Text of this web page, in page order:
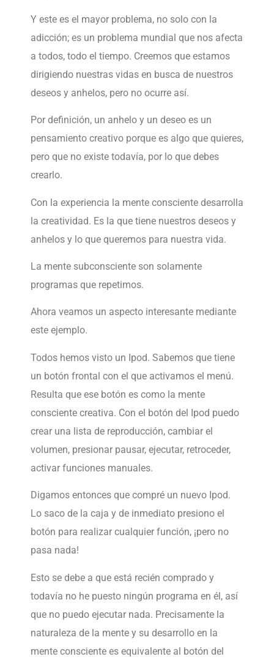
Y este es el mayor problema, no solo con la
adicción; es un problema mundial que nos afecta
a todos, todo el tiempo. Creemos que estamos
dirigiendo nuestras vidas en busca de nuestros
deseos y anhelos, pero no ocurre así.
Por definición, un anhelo y un deseo es un
pensamiento creativo porque es algo que quieres,
pero que no existe todavía, por lo que debes
crearlo.
Con la experiencia la mente consciente desarrolla
la creatividad. Es la que tiene nuestros deseos y
anhelos y lo que queremos para nuestra vida.
La mente subconsciente son solamente
programas que repetimos.
Ahora veamos un aspecto interesante mediante
este ejemplo.
Todos hemos visto un Ipod. Sabemos que tiene
un botón frontal con el que activamos el menú.
Resulta que ese botón es como la mente
consciente creativa. Con el botón del Ipod puedo
crear una lista de reproducción, cambiar el
volumen, presionar pausar, ejecutar, retroceder,
activar funciones manuales.
Digamos entonces que compré un nuevo Ipod.
Lo saco de la caja y de inmediato presiono el
botón para realizar cualquier función, ¡pero no
pasa nada!
Esto se debe a que está recién comprado y
todavía no he puesto ningún programa en él, así
que no puedo ejecutar nada. Precisamente la
naturaleza de la mente y su desarrollo en la
mente consciente es equivalente al botón del